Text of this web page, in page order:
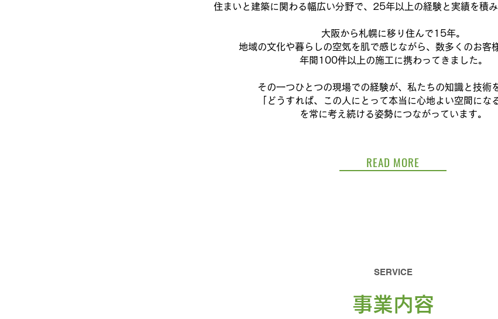
住まいと建築に関わる幅広い分野で、25年以上の経験と実績を積み
大阪から札幌に移り住んで15年。
地域の文化や暮らしの空気を肌で感じながら、数多くのお客
年間100件以上の施工に携わってきました。
その一つひとつの現場での経験が、私たちの知識と技術
「どうすれば、この人にとって本当に心地よい空間にな
を常に考え続ける姿勢につながっています。
READ MORE
SERVICE
​事業内容